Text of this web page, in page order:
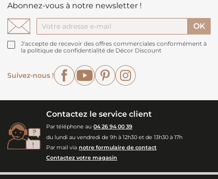
Abonnez-vous à notre newsletter !
J'accepte de recevoir des offres commerciales conformément à
la politique de confidentialité de Décor Discount
Suivez-nous !
FacebookYouTubePinterest
Contactez le service client
Par téléphone au 04 26 94 00 39
du lundi au vendredi de 9h à 12h30 et de 13h30 à 17h
Par mail via notre formulaire de contact
Contactez votre magasin